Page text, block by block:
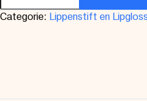
Categorie: Lippenstift en Lipgloss